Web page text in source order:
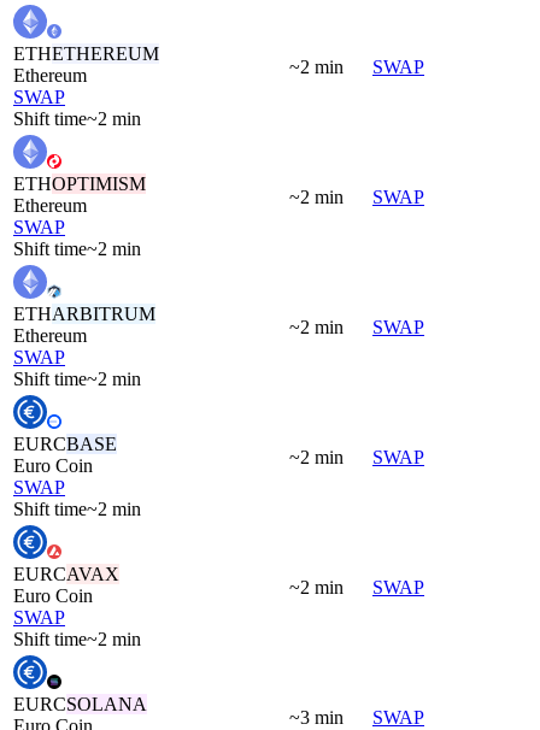
ETHETHEREUM
Ethereum
SWAP
Shift time~2 min
~2 min SWAP
ETHOPTIMISM
Ethereum
SWAP
Shift time~2 min
~2 min SWAP
ETHARBITRUM
Ethereum
SWAP
Shift time~2 min
~2 min SWAP
EURCBASE
Euro Coin
SWAP
Shift time~2 min
~2 min SWAP
EURCAVAX
Euro Coin
SWAP
Shift time~2 min
~2 min SWAP
EURCSOLANA
Euro Coin
~3 min SWAP